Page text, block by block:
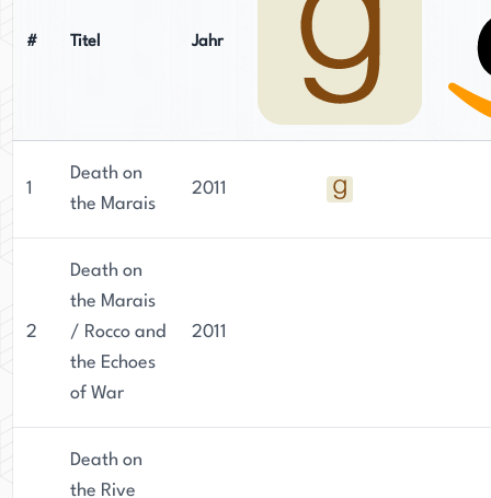
# Titel Jahr
1
Death on
the Marais
2011
2
Death on
the Marais
/ Rocco and
the Echoes
of War
2011
Death on
the Rive